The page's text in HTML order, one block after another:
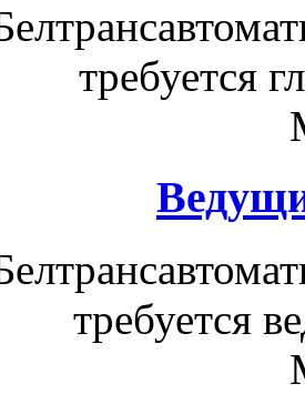
требуется
требуется